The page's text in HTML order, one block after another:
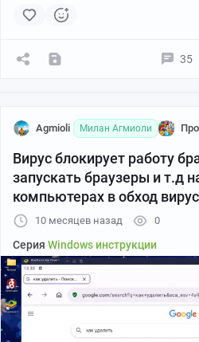
35
Agmioli Милан Агмиоли
Вирус блокирует работу
запускать браузеры и т.д
компьютерах в обход
10 месяцев назад 0
Серия Windows инструкции